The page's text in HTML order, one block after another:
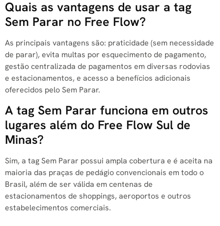
Quais as vantagens de usar a tag
Sem Parar no Free Flow?
As principais vantagens são: praticidade (sem necessidade
de parar), evita multas por esquecimento de pagamento,
gestão centralizada de pagamentos em diversas rodovias
e estacionamentos, e acesso a benefícios adicionais
oferecidos pelo Sem Parar.
A tag Sem Parar funciona em outros
lugares além do Free Flow Sul de
Minas?
Sim, a tag Sem Parar possui ampla cobertura e é aceita na
maioria das praças de pedágio convencionais em todo o
Brasil, além de ser válida em centenas de
estacionamentos de shoppings, aeroportos e outros
estabelecimentos comerciais.